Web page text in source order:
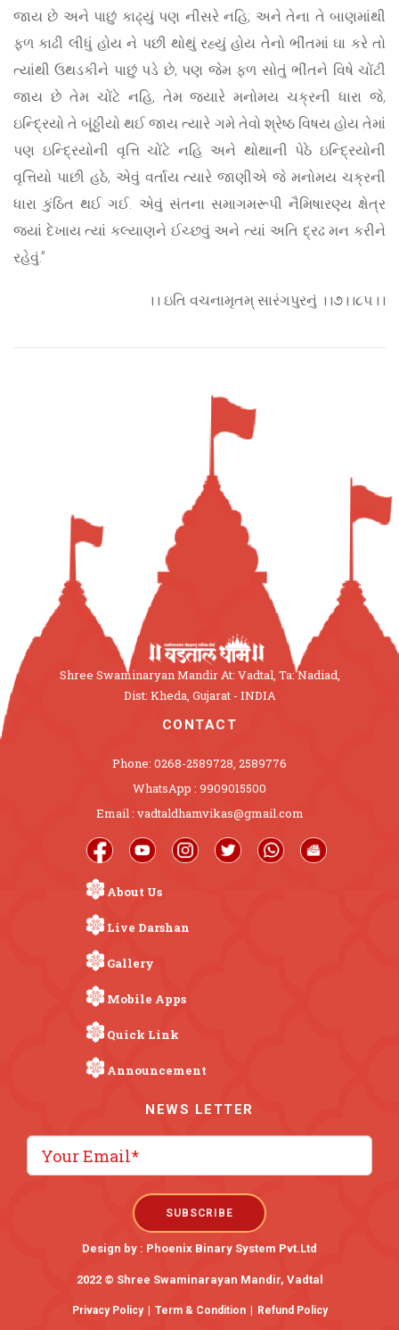
જાય છે અને પાછું કાઢ્યું પણ નીસરે નહિ; અને તેના તે બાણમાંથી
ફળ કાઢી લીધું હોય ને પછી થોથું રહ્યું હોય તેનો ભીંતમાં ઘા કરે તો
ત્યાંથી ઉથડકીને પાછું પડે છે, પણ જેમ ફળ સોતું ભીંતને વિષે ચોંટી
જાય છે તેમ ચોંટે નહિ, તેમ જ્યારે મનોમય ચક્રની ધારા જે,
ઇન્દ્રિયો તે બૂંઠ્ઠીયો થઈ જાય ત્યારે ગમે તેવો શ્રેષ્ઠ વિષય હોય તેમાં
પણ ઇન્દ્રિયોની વૃત્તિ ચોંટે નહિ અને થોથાની પેઠે ઇન્દ્રિયોની
વૃત્તિયો પાછી હઠે, એવું વર્તાય ત્યારે જાણીએ જે મનોમય ચક્રની
ધારા કુંઠિત થઈ ગઈ. એવું સંતના સમાગમરૂપી નૈમિષારણ્ય ક્ષેત્ર
જ્યાં દેખાય ત્યાં કલ્યાણને ઈચ્છવું અને ત્યાં અતિ દ્રઢ મન કરીને
રહેવું.”
।। ઇતિ વચનામૃતમ્ સારંગપુરનું ।।૭।।૮૫।।
Shree Swaminaryan Mandir At: Vadtal, Ta: Nadiad,
Dist: Kheda, Gujarat - INDIA
CONTACT
Phone: 0268-2589728, 2589776
WhatsApp : 9909015500
Email : vadtaldhamvikas@gmail.com
About Us
Live Darshan
Gallery
Mobile Apps
Quick Link
Announcement
NEWS LETTER
Design by : Phoenix Binary System Pvt.Ltd
2022 © Shree Swaminarayan Mandir, Vadtal
Privacy Policy Term & Condition Refund Policy